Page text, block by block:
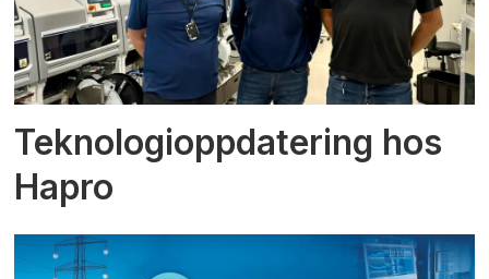
Teknologioppdatering hos
Hapro